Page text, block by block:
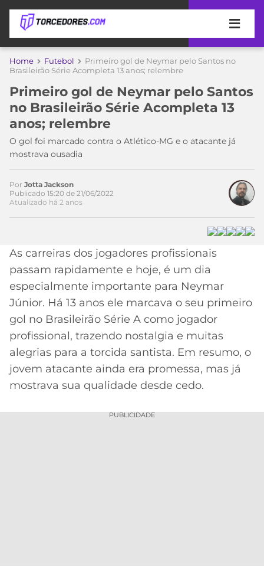
APOSTAS
DE
APOSTA
MELHORES
SITES
DE
APOSTAS
2026
BETBOOM
CÓDIGO
DE
INDICAÇÃO
BET365
CÓDIGO
BETANO
APPS
COPA
DO
MUNDO
TIMES
MEU
TIME
PALMEIRAS
CORINTHIANS
SÃO
PAULO
SANTOS
FLAMENGO
CAMPEONATOS
SÉRIE
LIBERTADORES
COPA
DO
BRASIL
PREMIER
ESPORTIVA
MERCADO
DA
BOLA
PALPITES
Home Futebol
Primeiro gol de Neymar pelo Santos no
Brasileirão Série Acompleta 13 anos; relembre
Primeiro gol de Neymar pelo Santos
no Brasileirão Série Acompleta 13
anos; relembre
O gol foi marcado contra o Atlético-MG e o atacante já
mostrava ousadia
Por Jotta Jackson
Publicado 15:20 de 21/06/2022
Atualizado há 2 anos
As carreiras dos jogadores profissionais
passam rapidamente e hoje, é um dia
especialmente importante para Neymar
Júnior. Há 13 anos ele marcava o seu primeiro
gol no Brasileirão Série A como jogador
profissional, trazendo nostalgia e muitas
alegrias para a torcida santista. Em resumo, o
jovem atacante ainda era promessa, mas já
mostrava sua qualidade desde cedo.
PUBLICIDADE